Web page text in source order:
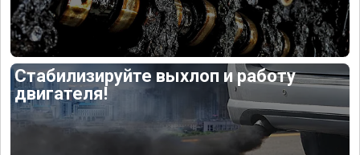
Стабилизируйте выхлоп и работу
двигателя!